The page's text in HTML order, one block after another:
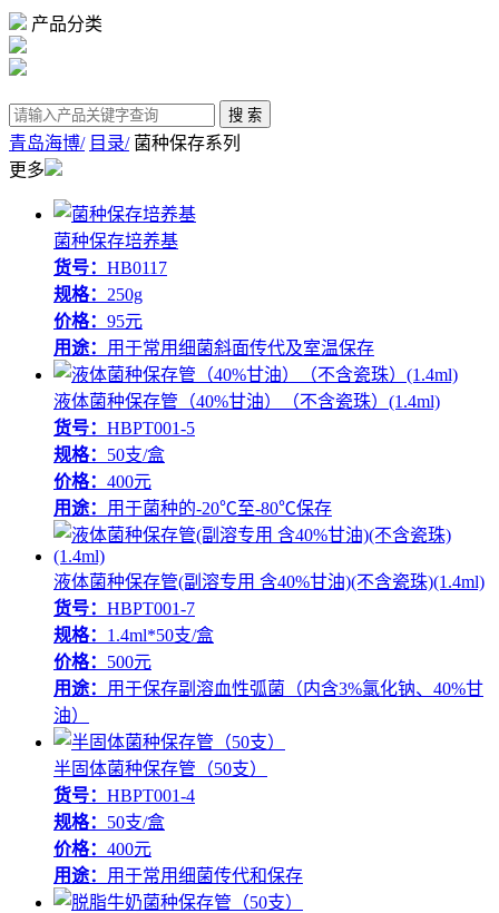
产品分类
青岛海博/ 目录/菌种保存系列
更多
菌种保存培养基
货号： HB0117
规格： 250g
价格： 95元
用途： 用于常用细菌斜面传代及室温保存
液体菌种保存管（40%甘油）（不含瓷珠）(1.4ml)
货号： HBPT001-5
规格： 50支/盒
价格： 400元
用途： 用于菌种的-20℃至-80℃保存
液体菌种保存管(副溶专用 含40%甘油)(不含瓷珠)(1.4ml)
货号： HBPT001-7
规格： 1.4ml*50支/盒
价格： 500元
用途： 用于保存副溶血性弧菌（内含3%氯化钠、40%甘
油）
半固体菌种保存管（50支）
货号： HBPT001-4
规格： 50支/盒
价格： 400元
用途： 用于常用细菌传代和保存